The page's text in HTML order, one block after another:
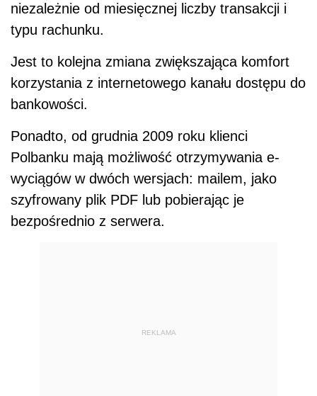
niezależnie od miesięcznej liczby transakcji i
typu rachunku.
Jest to kolejna zmiana zwiększająca komfort
korzystania z internetowego kanału dostępu do
bankowości.
Ponadto, od grudnia 2009 roku klienci
Polbanku mają możliwość otrzymywania e-
wyciągów w dwóch wersjach: mailem, jako
szyfrowany plik PDF lub pobierając je
bezpośrednio z serwera.
REKLAMA